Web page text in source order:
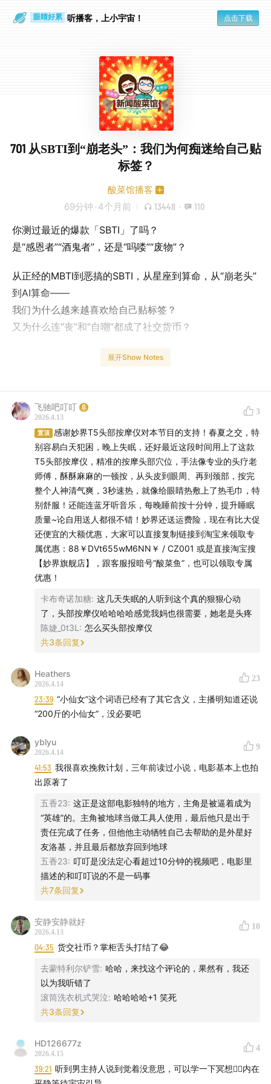
眼睛好累 听播客，上小宇宙！ 点击下载
701 从SBTI到“崩老头”：我们为何痴迷给自己贴
标签？
酸菜馆播客
69分钟 · 4个月前 13448 · 110
你测过最近的爆款「SBTI」了吗？
是“感恩者”“酒鬼者”，还是“吗喽”“废物”？
从正经的MBTI到恶搞的SBTI，从星座到算命，从“崩老头”
到AI算命——
我们为什么越来越喜欢给自己贴标签？
又为什么连“丧”和“自嘲”都成了社交货币？
感谢【妙界】品牌对本期节目的支持!点击链接直达优惠:
春夏之交，特别容易白天犯困，晚上失眠。最近用上了妙
界的T5头部按摩仪，真的有点东西！用了段时间，晚上睡
眠质量感觉提升了不少。
✔ 六大气囊区域，精细覆盖穴位，仿人手头疗体验
✔ 蓝牙链接功能，自带白噪音，或者自己链接蓝牙听想听
✔ 温感热敷双眼，穿透肌底疲惫，石墨烯热敷技术，3秒
✔ 无线使用，续航时间长
✔ 安全可视化窗口，营造舒适氛围。采用立体凸面设计，
不压眼球。
管失眠，终于能睡个安稳觉了。而且无线设计，在家，出
差都能用，很方便！超适合熬夜党、打工党和学生党，如
展开Show Notes
飞驰吧叮叮
2026.4.13
3
置顶
感谢妙界T5头部按摩仪对本节目的支持！春夏之交，特
别容易白天犯困，晚上失眠，还好最近这段时间用上了这款
T5头部按摩仪，精准的按摩头部穴位，手法像专业的头疗老
师傅，酥酥麻麻的一顿按，从头皮到眼周、再到颈部，按完
整个人神清气爽，3秒速热，就像给眼睛热敷上了热毛巾，特
别舒服！还能连蓝牙听音乐，每晚睡前按十分钟，提升睡眠
质量~论自用送人都很不错！妙界还送运费险，现在有比大促
还便宜的大额优惠，大家可以直接复制链接到淘宝来领取专
属优惠：88￥DVt655wM6NN￥ / CZ001 或是直接淘宝搜
【妙界旗舰店】，跟客服报暗号“酸菜鱼”，也可以领取专属
优惠！
卡布奇诺加糖: 这几天失眠的人听到这个真的狠狠心动
了，头部按摩仪哈哈哈哈感觉我妈也很需要，她老是头疼
陈婕_0t3L : 怎么买头部按摩仪
共3条回复
Heathers
2026.4.14
23
23:39 “小仙女”这个词语已经有了其它含义，主播明知道还说
“200斤的小仙女”，没必要吧
yblyu
2026.4.14
9
41:53 我很喜欢挽救计划，三年前读过小说，电影基本上也拍
出原著了
五香23: 这正是这部电影独特的地方，主角是被逼着成为
“英雄”的。主角被地球当做工具人使用，最后他只是出于
责任完成了任务，但他他主动牺牲自己去帮助的是外星好
友洛基，并且最后都放弃回到地球
五香23: 叮叮是没法定心看超过10分钟的视频吧，电影里
描述的和叮叮说的不是一码事
共7条回复
安静安静就好
2026.4.13
10
04:35 货交社币？掌柜舌头打结了😂
去蒙特利尔铲雪: 哈哈，来找这个评论的，果然有，我还
以为我听错了
滚筒洗衣机式哭泣: 哈哈哈哈+1 笑死
共3条回复
HD126677z
2026.4.15
4
39:21 听到男主持人说到觉着没意思，可以学一下冥想🧘‍♂️内在